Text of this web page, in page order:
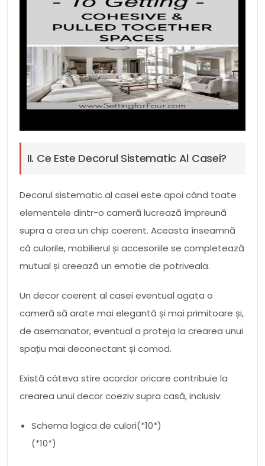
II. Ce Este Decorul Sistematic Al Casei?
Decorul sistematic al casei este apoi când toate
elementele dintr-o cameră lucrează împreună
supra a crea un chip coerent. Aceasta înseamnă
că culorile, mobilierul și accesoriile se completează
mutual și creează un emotie de potriveala.
Un decor coerent al casei eventual agata o
cameră să arate mai elegantă și mai primitoare și,
de asemanator, eventual a proteja la crearea unui
spațiu mai deconectant și comod.
Există câteva stire acordor oricare contribuie la
crearea unui decor coeziv supra casă, inclusiv:
Schema logica de culori(*10*)
(*10*)